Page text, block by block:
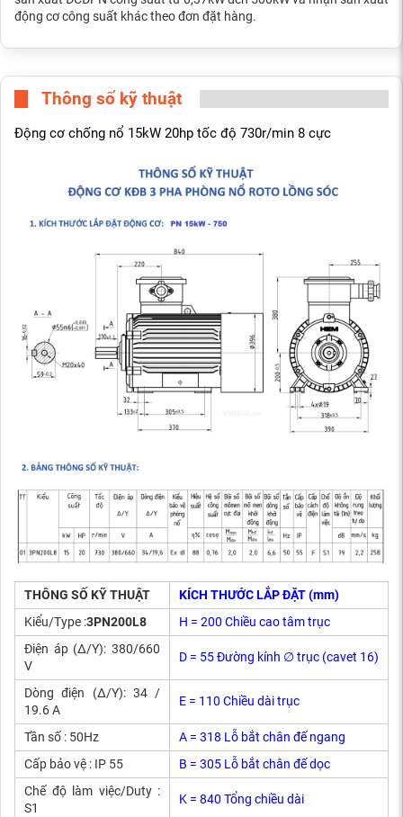
động cơ công suất khác theo đơn đặt hàng.
Thông số kỹ thuật
Động cơ chống nổ 15kW 20hp tốc độ 730r/min 8 cực
THÔNG SỐ KỸ THUẬT
KÍCH THƯỚC LẮP ĐẶT (mm)
Kiểu/Type :3PN200L8
H = 200 Chiều cao tâm trục
Điện áp (Δ/Y): 380/660
V
D = 55 Đường kính ∅ trục (cavet 16)
Dòng điện (Δ/Y): 34 /
19.6 A
E = 110 Chiều dài trục
Tần số : 50Hz
A = 318 Lỗ bắt chân đế ngang
Cấp bảo vệ : IP 55
B = 305 Lỗ bắt chân đế dọc
Chế độ làm việc/Duty :
S1
K = 840 Tổng chiều dài